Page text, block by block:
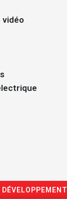
vidéo
DÉVELOPPEMENT